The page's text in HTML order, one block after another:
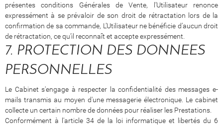
présentes conditions Générales de Vente, l’Utilisateur renonce
expressément à se prévaloir de son droit de rétractation lors de la
confirmation de sa commande, L’Utilisateur ne bénéficie d’aucun droit
de rétractation, ce qu’il reconnaît et accepte expressément.
7. PROTECTION DES DONNEES
PERSONNELLES
Le Cabinet s'engage à respecter la confidentialité des messages e-
mails transmis au moyen d'une messagerie électronique. Le cabinet
collecte un certain nombre de données pour réaliser les Prestations.
Conformément à l'article 34 de la loi informatique et libertés du 6